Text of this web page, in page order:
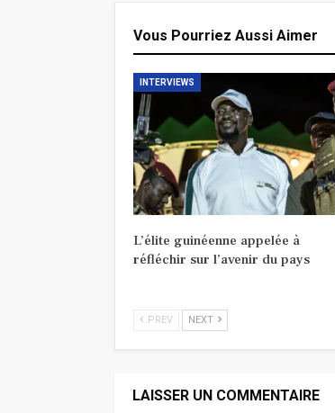
Vous Pourriez Aussi Aimer
INTERVIEWS
L’élite guinéenne appelée à
réfléchir sur l’avenir du pays
PREV NEXT
LAISSER UN COMMENTAIRE